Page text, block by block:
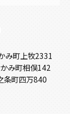
み町上牧2331
み町相俣142
条町四万840